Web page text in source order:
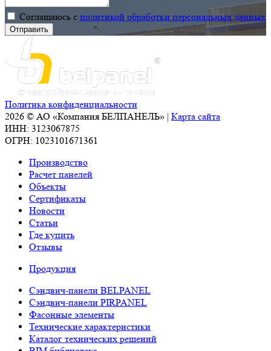
Соглашаюсь с политикой обработки персональных данных
Политика конфиденциальности
2026 © АО «Компания БЕЛПАНЕЛЬ» | Карта сайта
ИНН: 3123067875
ОГРН: 1023101671361
Производство
Расчет панелей
Объекты
Сертификаты
Новости
Статьи
Где купить
Отзывы
Продукция
Сэндвич-панели BELPANEL
Сэндвич-панели PIRPANEL
Фасонные элементы
Технические характеристики
Каталог технических решений